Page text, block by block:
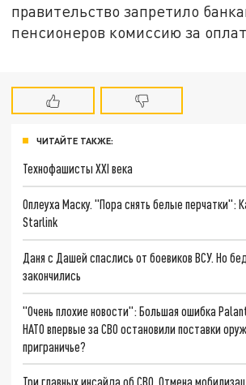
правительство запретило
пенсионеров комиссию за
ЧИТАЙТЕ ТАКЖЕ:
Технофашисты XXI века
Оплеуха Маску. "Пора снять белые перчатки":
Starlink
Даня с Дашей спаслись от боевиков ВСУ. Но
закончились
"Очень плохие новости": Большая ошибка
НАТО впервые за СВО остановили поставки
приграничье?
Три главных инсайда об СВО. Отмена